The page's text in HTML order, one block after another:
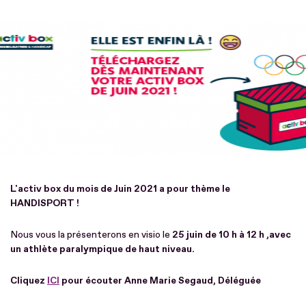
L'activ box du mois de Juin 2021 a pour thème le
HANDISPORT !
Nous vous la présenterons en visio le 25 juin de 10 h à 12 h ,avec
un athlète paralympique de haut niveau.
Cliquez ICI pour écouter Anne Marie Segaud, Déléguée